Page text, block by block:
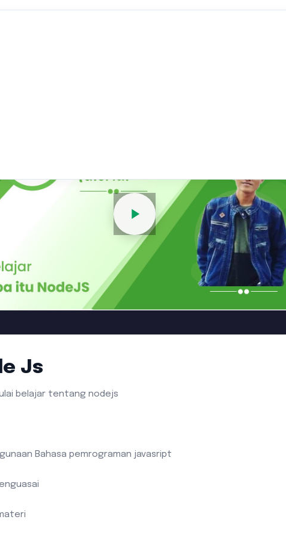
Js
belajar tentang nodejs
Bahasa pemrograman javasript